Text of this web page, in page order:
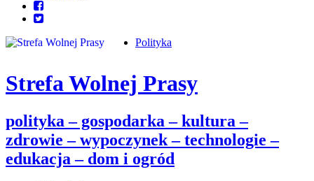
Strefa Wolnej Prasy
polityka – gospodarka – kultura –
zdrowie – wypoczynek – technologie –
edukacja – dom i ogród
Polityka